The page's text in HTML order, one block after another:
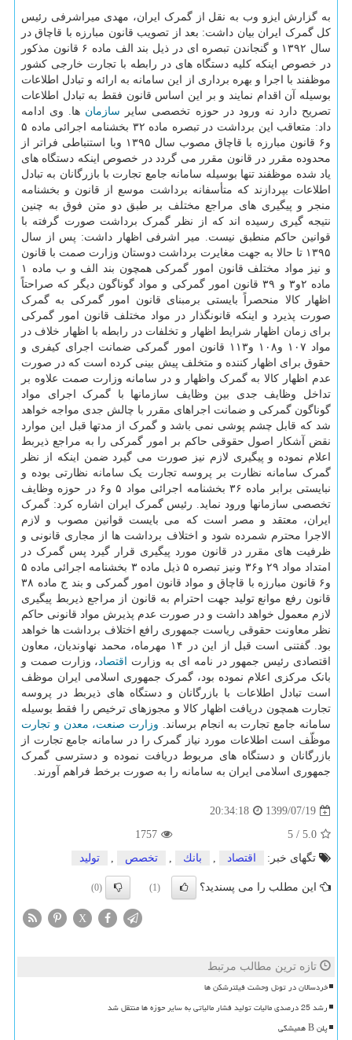
به گزارش ایزو وب به نقل از گمرک ایران، مهدی میراشرفی رئیس
کل گمرک ایران بیان داشت: بعد از تصویب قانون مبارزه با قاچاق در
سال ۱۳۹۲ و گنجاندن تبصره ای در ذیل بند الف ماده ۶ قانون مذکور
در خصوص اینکه کلیه دستگاه های در رابطه با تجارت خارجی کشور
موظفند با اجرا و بهره برداری از این سامانه به ارائه و تبادل اطلاعات
بوسیله آن اقدام نمایند و بر این اساس قانون فقط به تبادل اطلاعات
تصریح دارد نه ورود در حوزه تخصصی سایر سازمان ها. وی ادامه
داد: متعاقب این برداشت در تبصره ماده ۳۲ بخشنامه اجرائی ماده ۵
و۶ قانون مبارزه با قاچاق مصوب سال ۱۳۹۵ وبا استنباطی فراتر از
محدوده مقرر در قانون مقرر می گردد در خصوص اینکه دستگاه های
یاد شده موظفند تنها بوسیله سامانه جامع تجارت با بازرگانان به تبادل
اطلاعات بپردازند که متأسفانه برداشت موسع از قانون و بخشنامه
منجر و پیگیری های مراجع مختلف بر طبق دو متن فوق به چنین
نتیجه گیری رسیده اند که از نظر گمرک برداشت صورت گرفته با
قوانین حاکم منطبق نیست. میر اشرفی اظهار داشت: پس از سال
۱۳۹۵ تا حالا به جهت مغایرت برداشت دوستان وزارت صمت با قانون
و نیز مواد مختلف قانون امور گمرکی همچون بند الف و ب ماده ۱
ماده ۲و۳ و ۳۹ قانون امور گمرکی و مواد گوناگون دیگر که صراحتاً
اظهار کالا منحصراً بایستی برمبنای قانون امور گمرکی به گمرک
صورت پذیرد و اینکه قانونگذار در مواد مختلف قانون امور گمرکی
برای زمان اظهار شرایط اظهار و تخلفات در رابطه با اظهار خلاف در
مواد ۱۰۷ و۱۰۸ و۱۱۳ قانون امور گمرکی ضمانت اجرای کیفری و
حقوق برای اظهار کننده و متخلف پیش بینی کرده است که در صورت
عدم اظهار کالا به گمرک واظهار و در سامانه وزارت صمت علاوه بر
تداخل وظایف جدی بین وظایف سازمانها با گمرک اجرای مواد
گوناگون گمرکی و ضمانت اجراهای مقرر با چالش جدی مواجه خواهد
شد که قابل چشم پوشی نمی باشد و گمرک از مدتها قبل این موارد
نقض آشکار اصول حقوقی حاکم بر امور گمرکی را به مراجع ذیربط
اعلام نموده و پیگیری لازم نیز صورت می گیرد ضمن اینکه از نظر
گمرک سامانه نظارت بر پروسه تجارت یک سامانه نظارتی بوده و
نبایستی برابر ماده ۳۶ بخشنامه اجرائی مواد ۵ و۶ در حوزه وظایف
تخصصی سازمانها ورود نماید. رئیس گمرک ایران اشاره کرد: گمرک
ایران، معتقد و مصر است که می بایست قوانین مصوب و لازم
الاجرا محترم شمرده شود و اختلاف برداشت ها از مجاری قانونی و
ظرفیت های مقرر در قانون مورد پیگیری قرار گیرد پس گمرک در
امتداد مواد ۲۹ و۳۶ ونیز تبصره ۵ ذیل ماده ۳ بخشنامه اجرائی ماده ۵
و۶ قانون مبارزه با قاچاق و مواد قانون امور گمرکی و بند ج ماده ۳۸
قانون رفع موانع تولید جهت احترام به قانون از مراجع ذیربط پیگیری
لازم معمول خواهد داشت و در صورت عدم پذیرش مواد قانونی حاکم
نظر معاونت حقوقی ریاست جمهوری رافع اختلاف برداشت ها خواهد
بود. گفتنی است قبل از این در ۱۴ مهرماه، محمد نهاوندیان، معاون
اقتصادی رئیس جمهور در نامه ای به وزارت اقتصاد ، وزارت صمت و
بانک مرکزی اعلام نموده بود، گمرک جمهوری اسلامی ایران موظف
است تبادل اطلاعات با بازرگانان و دستگاه های ذیربط در پروسه
تجارت همچون دریافت اظهار کالا و مجوزهای ترخیص را فقط بوسیله
سامانه جامع تجارت به انجام برساند. وزارت صنعت، معدن و تجارت
موظّف است اطلاعات مورد نیاز گمرک را در سامانه جامع تجارت از
بازرگانان و دستگاه های مربوط دریافت نموده و دسترسی گمرک
جمهوری اسلامی ایران به سامانه را به صورت برخط فراهم آورند.
1399/07/19
20:34:18
5.0
/
5
1757
تگهای خبر:
اقتصاد , بانك , تخصص , تولید
این مطلب را می پسندید؟ (1)
(0)
X
تازه ترین مطالب مرتبط
خردسالان در تونل وحشت فیلترشکن ها
رشد 25 درصدی مالیات تولید فشار مالیاتی به سایر حوزه ها منتقل شد
پلن B همیشگی